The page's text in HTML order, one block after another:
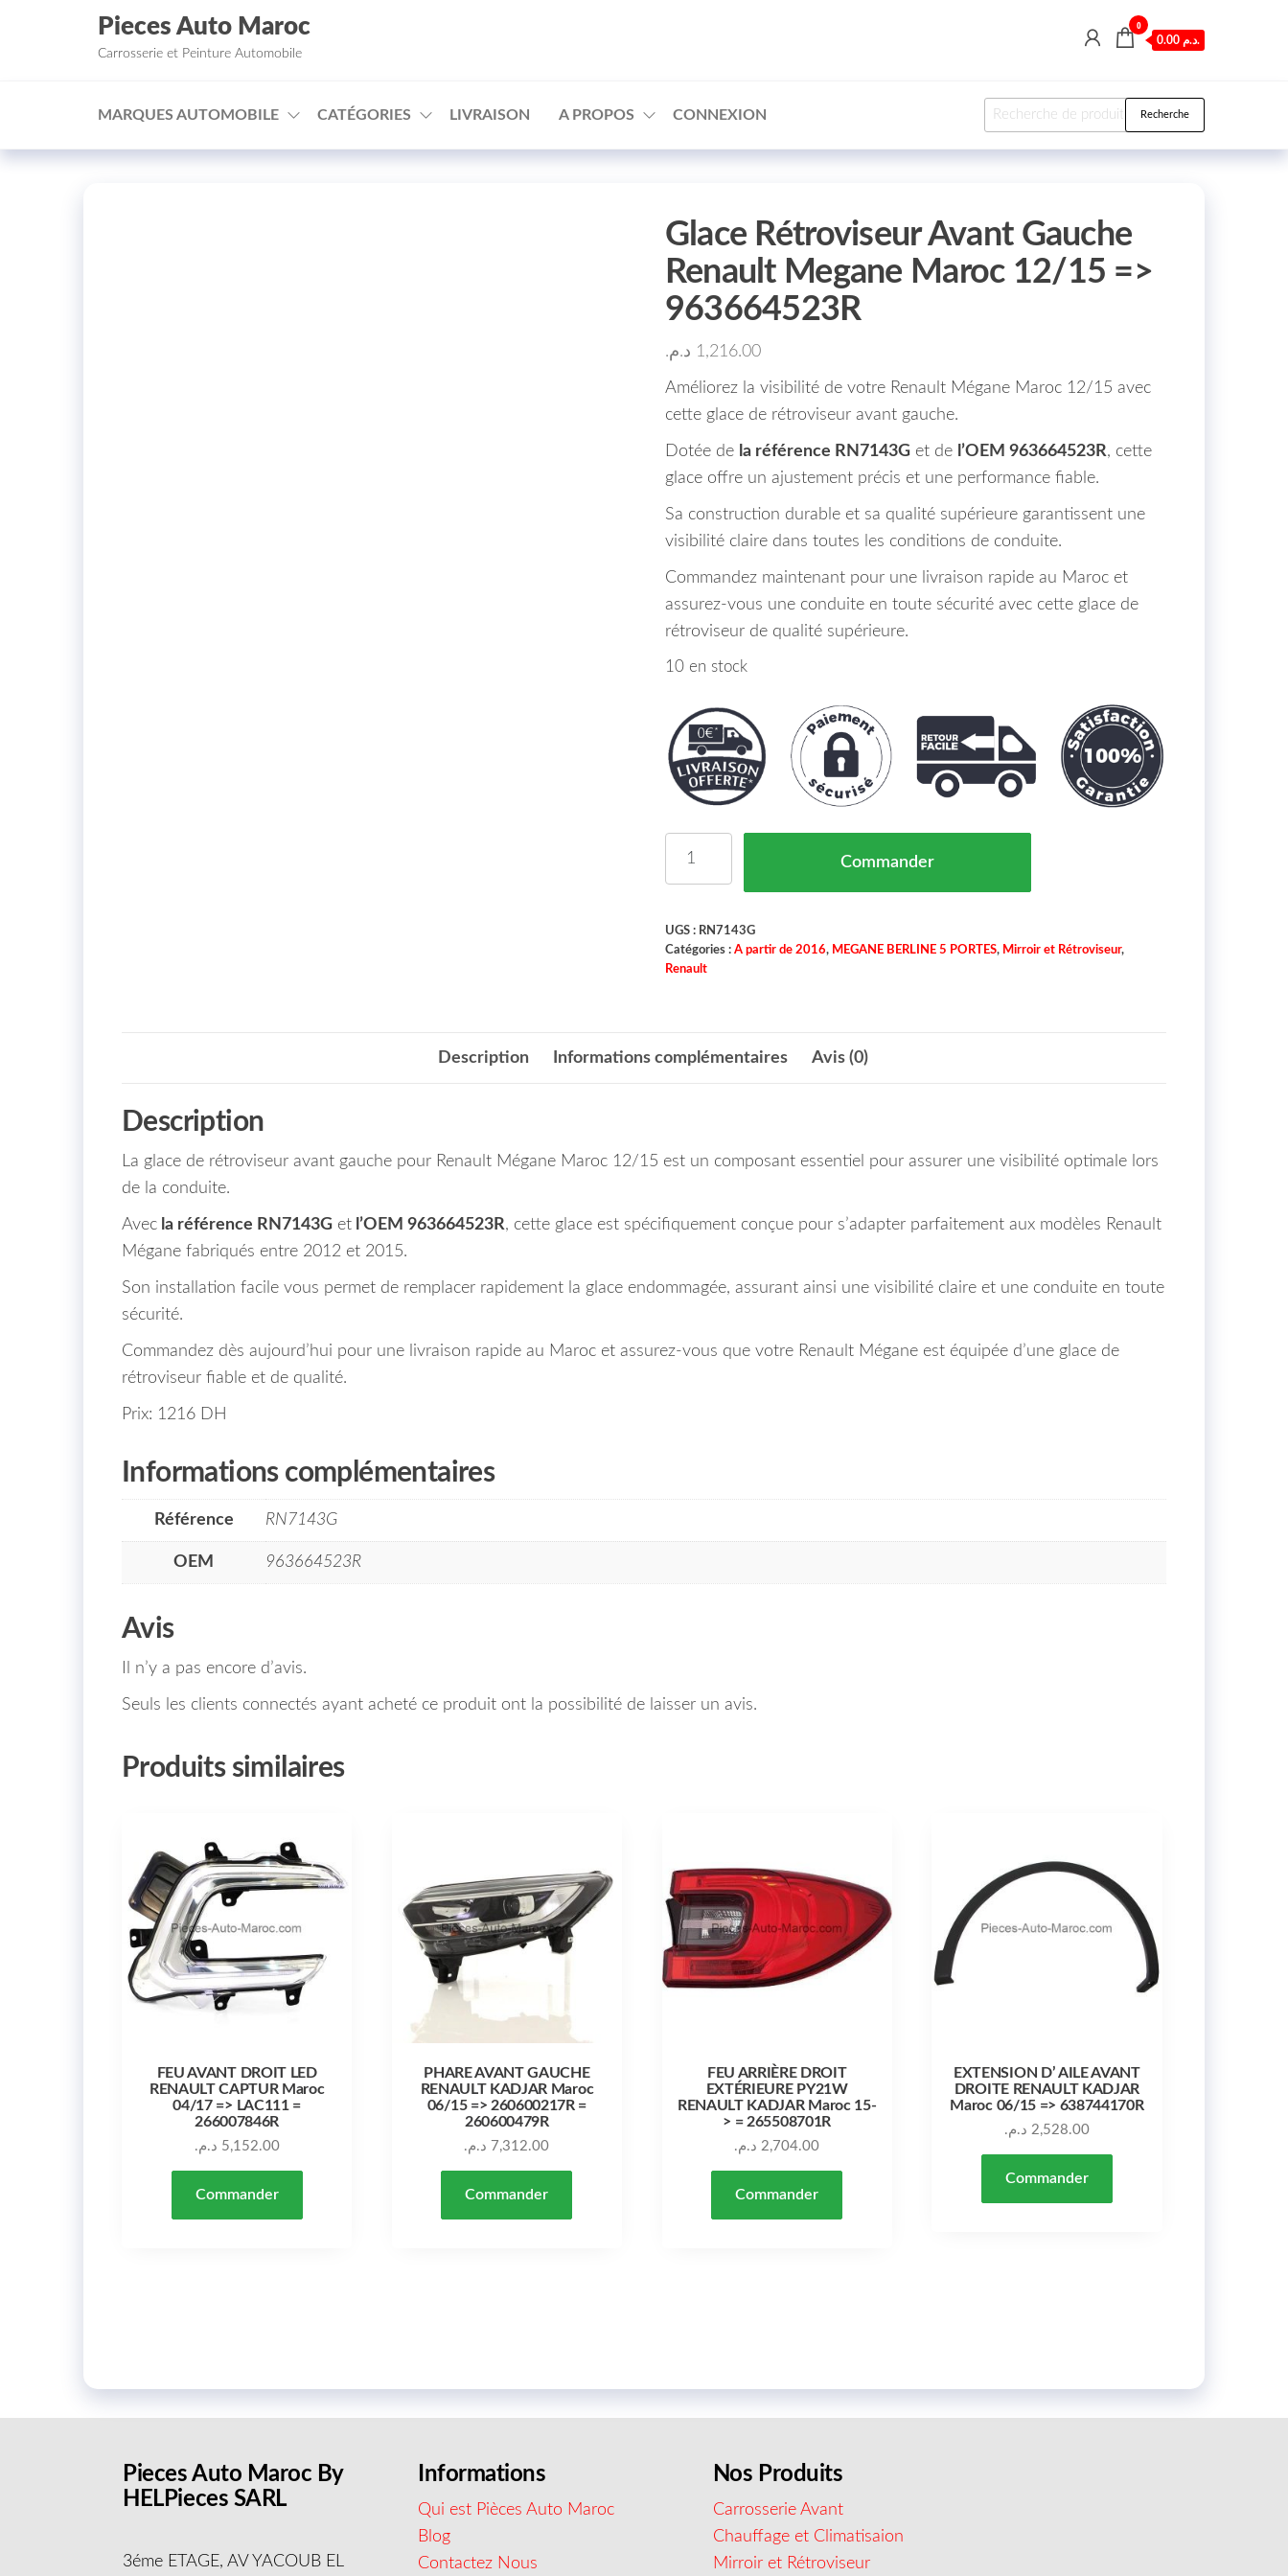
□
Aller au contenu
Pieces Auto Maroc
Carrosserie et Peinture Automobile
0
0.00 د.م.
MARQUES AUTOMOBILE CATÉGORIES LIVRAISON A PROPOS CONNEXION Recherche pour : Recherche
Glace Rétroviseur Avant Gauche
Renault Megane Maroc 12/15 =>
963664523R
1,216.00 د.م.
Améliorez la visibilité de votre Renault Mégane Maroc 12/15 avec
cette glace de rétroviseur avant gauche.
Dotée de la référence RN7143Get de l’OEM 963664523R, cette
glace offre un ajustement précis et une performance fiable.
Sa construction durable et sa qualité supérieure garantissent une
visibilité claire dans toutes les conditions de conduite.
Commandez maintenant pour une livraison rapide au Maroc et
assurez-vous une conduite en toute sécurité avec cette glace de
rétroviseur de qualité supérieure.
10 en stock
Commander
UGS : RN7143G
Catégories : A partir de 2016, MEGANE BERLINE 5 PORTES, Mirroir et Rétroviseur,
Renault
Description Informations complémentaires Avis (0)
Description
La glace de rétroviseur avant gauche pour Renault Mégane Maroc 12/15 est un composant essentiel pour assurer une visibilité optimale lors
de la conduite.
Avec la référence RN7143G et l’OEM 963664523R, cette glace est spécifiquement conçue pour s’adapter parfaitement aux modèles Renault
Mégane fabriqués entre 2012 et 2015.
Son installation facile vous permet de remplacer rapidement la glace endommagée, assurant ainsi une visibilité claire et une conduite en toute
sécurité.
Commandez dès aujourd’hui pour une livraison rapide au Maroc et assurez-vous que votre Renault Mégane est équipée d’une glace de
rétroviseur fiable et de qualité.
Prix: 1216 DH
Informations complémentaires
Référence RN7143G
OEM 963664523R
Avis
Il n’y a pas encore d’avis.
Seuls les clients connectés ayant acheté ce produit ont la possibilité de laisser un avis.
Produits similaires
FEU AVANT DROIT LED
RENAULT CAPTUR Maroc
04/17 => LAC111 =
266007846R
5,152.00 د.م.
Commander
PHARE AVANT GAUCHE
RENAULT KADJAR Maroc
06/15 => 260600217R =
260600479R
7,312.00 د.م.
Commander
FEU ARRIÈRE DROIT
EXTÉRIEURE PY21W
RENAULT KADJAR Maroc 15-
> = 265508701R
2,704.00 د.م.
Commander
EXTENSION D’ AILE AVANT
DROITE RENAULT KADJAR
Maroc 06/15 => 638744170R
2,528.00 د.م.
Commander
Pieces Auto Maroc By
HELPieces SARL
3éme ETAGE, AV YACOUB EL
Informations
Qui est Pièces Auto Maroc
Blog
Contactez Nous
Nos Produits
Carrosserie Avant
Chauffage et Climatisaion
Mirroir et Rétroviseur